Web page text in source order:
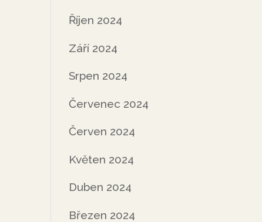
Říjen 2024
Září 2024
Srpen 2024
Červenec 2024
Červen 2024
Květen 2024
Duben 2024
Březen 2024